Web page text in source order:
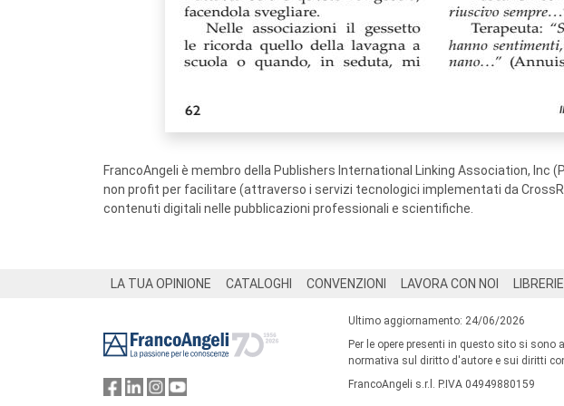
FrancoAngeli è membro della Publishers International Linking Association, Inc
non profit per facilitare (attraverso i servizi tecnologici implementati da
contenuti digitali nelle pubblicazioni professionali e scientifiche.
LA TUA OPINIONE CATALOGHI CONVENZIONI LAVORA CON NOI LIBRERIE
Ultimo aggiornamento: 24/06/2026
Per le opere presenti in questo sito si
normativa sul diritto d'autore e sui diritti
FrancoAngeli s.r.l. P.IVA 04949880159